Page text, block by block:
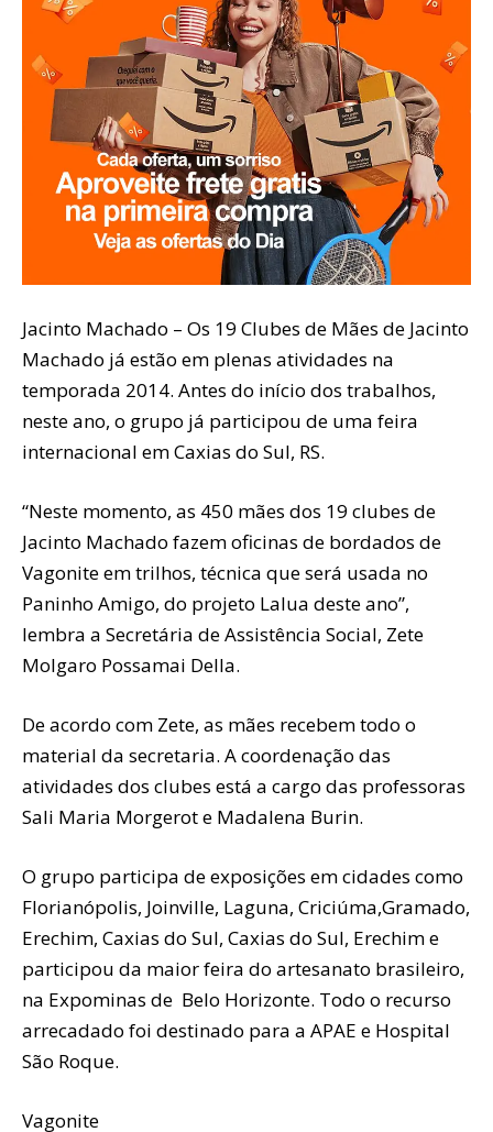
Jacinto Machado – Os 19 Clubes de Mães de Jacinto
Machado já estão em plenas atividades na
temporada 2014. Antes do início dos trabalhos,
neste ano, o grupo já participou de uma feira
internacional em Caxias do Sul, RS.
“Neste momento, as 450 mães dos 19 clubes de
Jacinto Machado fazem oficinas de bordados de
Vagonite em trilhos, técnica que será usada no
Paninho Amigo, do projeto Lalua deste ano”,
lembra a Secretária de Assistência Social, Zete
Molgaro Possamai Della.
De acordo com Zete, as mães recebem todo o
material da secretaria. A coordenação das
atividades dos clubes está a cargo das professoras
Sali Maria Morgerot e Madalena Burin.
O grupo participa de exposições em cidades como
Florianópolis, Joinville, Laguna, Criciúma,Gramado,
Erechim, Caxias do Sul, Caxias do Sul, Erechim e
participou da maior feira do artesanato brasileiro,
na Expominas de Belo Horizonte. Todo o recurso
arrecadado foi destinado para a APAE e Hospital
São Roque.
Vagonite